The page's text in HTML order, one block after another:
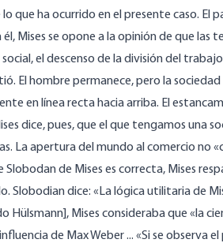
que ha ocurrido en el presente caso. El
él, Mises se opone a la opinión de que
el descenso de la división del
El hombre permanece, pero la
en línea recta hacia arriba. El
dice, pues, que el que tengamos una
La apertura del mundo al comercio no
Slobodan de Mises es correcta, Mises
Slobodian dice: «La lógica utilitaria de
Hülsmann], Mises consideraba que «la
de Max Weber ... «Si se observa